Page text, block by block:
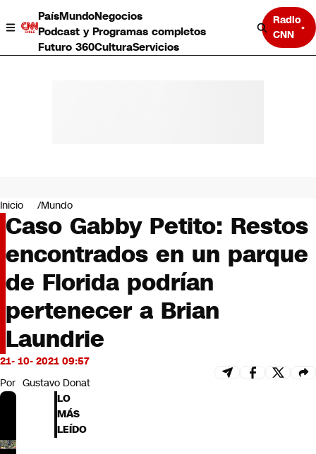
PaísMundoNegocios
Podcast y Programas completos
Futuro 360CulturaServicios
Radio
CNN
Negocios
Deportes
Programas completos
Cultura
Servicios
Bits
CNN tiempo
Opinión
Inicio Mundo
Caso Gabby Petito: Restos
encontrados en un parque
de Florida podrían
pertenecer a Brian
Laundrie
21- 10- 2021 09:57
Por Gustavo Donat
LO
MÁS
LEÍDO